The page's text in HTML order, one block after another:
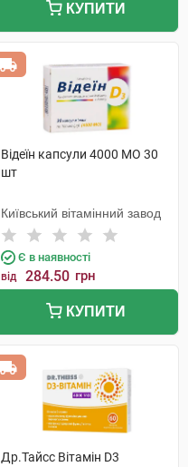
КУПИТИ
Відеїн капсули 4000 МО 30
шт
Київський вітамінний завод
Є в наявності
від 284.50 грн
КУПИТИ
Др.Тайсс Вітамін D3